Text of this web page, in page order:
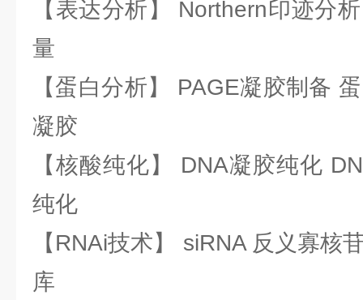
【表达分析】 Northern印迹分
量
【蛋白分析】 PAGE凝胶制备
凝胶
【核酸纯化】 DNA凝胶纯化
纯化
【RNAi技术】 siRNA 反义寡核
库